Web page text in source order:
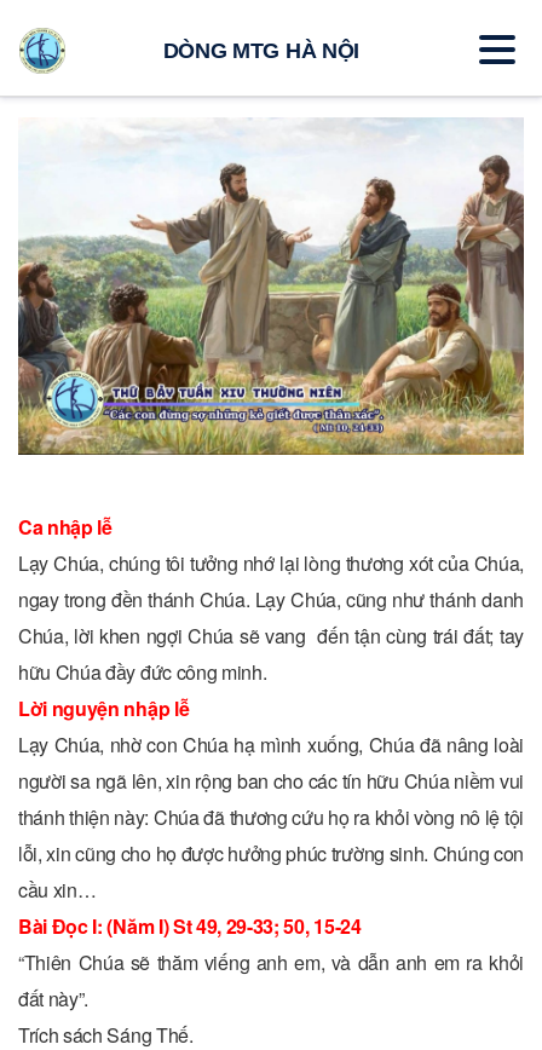
Ca nhập lễ
Lạy Chúa, chúng tôi tưởng nhớ lại lòng thương xót của Chúa,
ngay trong đền thánh Chúa. Lạy Chúa, cũng như thánh danh
Chúa, lời khen ngợi Chúa sẽ vang đến tận cùng trái đất; tay
hữu Chúa đầy đức công minh.
Lời nguyện nhập lễ
Lạy Chúa, nhờ con Chúa hạ mình xuống, Chúa đã nâng loài
người sa ngã lên, xin rộng ban cho các tín hữu Chúa niềm vui
thánh thiện này: Chúa đã thương cứu họ ra khỏi vòng nô lệ tội
lỗi, xin cũng cho họ được hưởng phúc trường sinh. Chúng con
cầu xin…
Bài Ðọc I: (Năm I) St 49, 29-33; 50, 15-24
“Thiên Chúa sẽ thăm viếng anh em, và dẫn anh em ra khỏi
đất này”.
Trích sách Sáng Thế.
DÒNG MTG HÀ NỘI